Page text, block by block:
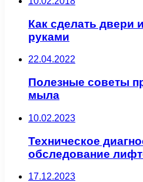
Как сделать двери
руками
22.04.2022
Полезные советы
мыла
10.02.2023
Техническое
обследование
17.12.2023